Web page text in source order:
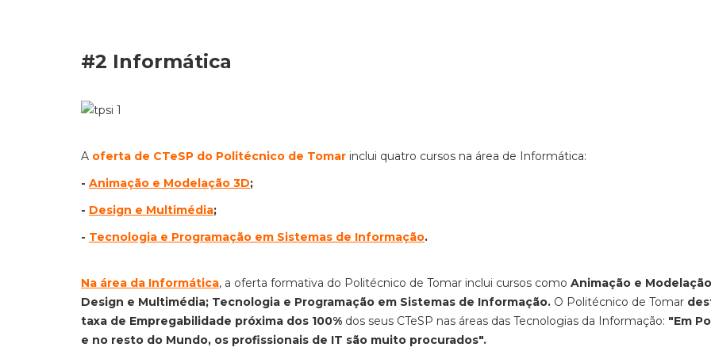
#2 Informática
A oferta de CTeSP do Politécnico de Tomar inclui quatro cursos na área de Informática:
- Animação e Modelação 3D;
- Design e Multimédia;
- Tecnologia e Programação em Sistemas de Informação.
Na área da Informática, a oferta formativa do Politécnico de Tomar inclui cursos como Animação e
Design e Multimédia; Tecnologia e Programação em Sistemas de Informação. O Politécnico de Tomar
taxa de Empregabilidade próxima dos 100% dos seus CTeSP nas áreas das Tecnologias da Informação: "Em
e no resto do Mundo, os profissionais de IT são muito procurados".